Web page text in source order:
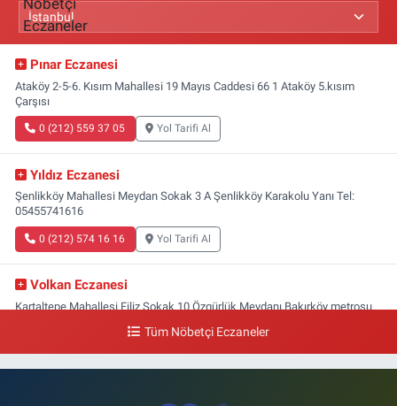
Pınar Eczanesi
Ataköy 2-5-6. Kısım Mahallesi 19 Mayıs Caddesi 66 1 Ataköy 5.kısım
Çarşısı
0 (212) 559 37 05 Yol Tarifi Al
Yıldız Eczanesi
Şenlikköy Mahallesi Meydan Sokak 3 A Şenlikköy Karakolu Yanı Tel:
05455741616
0 (212) 574 16 16 Yol Tarifi Al
Volkan Eczanesi
Kartaltepe Mahallesi Filiz Sokak 10 Özgürlük Meydanı,Bakırköy metrosu
Tüm Nöbetçi Eczaneler